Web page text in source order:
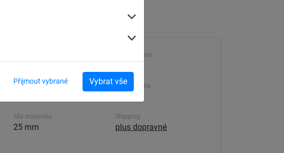
Přijmout vybrané Vybrat vše
Materiál
Síla materiálu
25 mm
Výrobek číslo
Dodací doba.
7-21 dní
Shipping
plus dopravné